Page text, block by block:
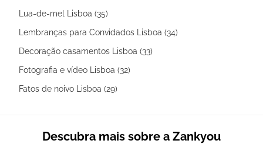
Lua-de-mel Lisboa (35)
Lembranças para Convidados Lisboa (34)
Decoração casamentos Lisboa (33)
Fotografia e vídeo Lisboa (32)
Fatos de noivo Lisboa (29)
Descubra mais sobre a Zankyou